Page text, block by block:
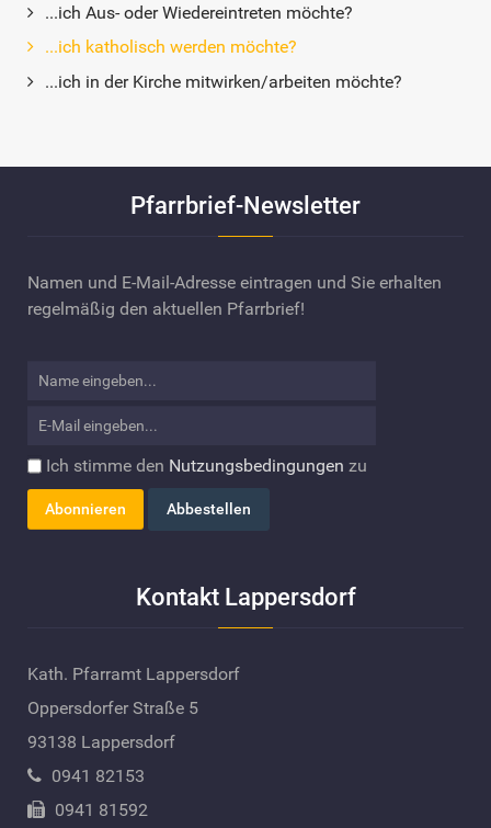
...ich Aus- oder Wiedereintreten möchte?
...ich katholisch werden möchte?
...ich in der Kirche mitwirken/arbeiten möchte?
Pfarrbrief-Newsletter
Namen und E-Mail-Adresse eintragen und Sie erhalten
regelmäßig den aktuellen Pfarrbrief!
Ich stimme den Nutzungsbedingungen zu
Kontakt Lappersdorf
Kath. Pfarramt Lappersdorf
Oppersdorfer Straße 5
93138 Lappersdorf
0941 82153
0941 81592